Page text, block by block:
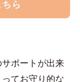
ポートが出来
てお守り的な